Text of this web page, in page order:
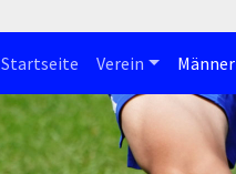
Startseite Verein Männer